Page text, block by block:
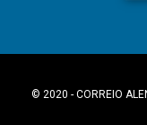
© 2020 - CORREIO